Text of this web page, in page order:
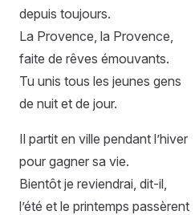
depuis toujours.
La Provence, la Provence,
faite de rêves émouvants.
Tu unis tous les jeunes gens
de nuit et de jour.
Il partit en ville pendant l’hiver
pour gagner sa vie.
Bientôt je reviendrai, dit-il,
l’été et le printemps passèrent